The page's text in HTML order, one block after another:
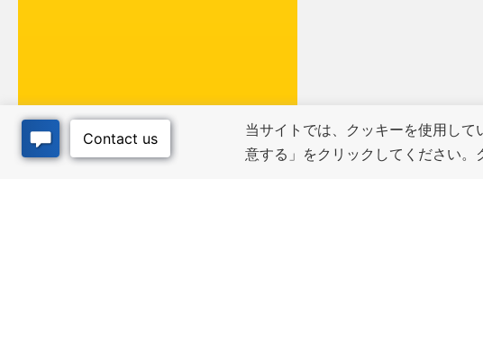
当サイトでは、クッキーを使用し
意する」をクリックしてください。